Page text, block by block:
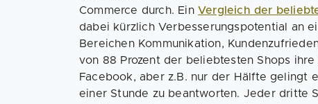
Commerce durch. Ein Vergleich der
dabei kürzlich Verbesserungspotential an
Bereichen Kommunikation,
von 88 Prozent der beliebtesten Shops
Facebook, aber z.B. nur der Hälfte gelingt
einer Stunde zu beantworten. Jeder dritte